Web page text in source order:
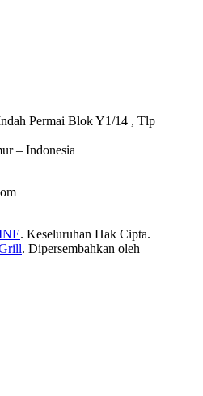
Permai Blok Y1/14 , Tlp
– Indonesia
. Keseluruhan Hak Cipta.
. Dipersembahkan oleh